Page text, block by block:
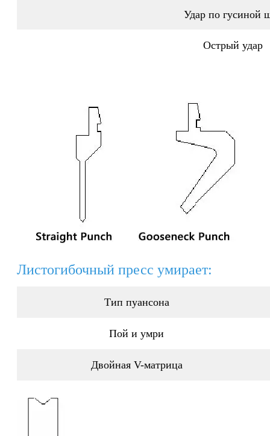
Удар по гусиной
Острый удар
Листогибочный пресс умирает:
Тип пуансона
Пой и умри
Двойная V-матрица